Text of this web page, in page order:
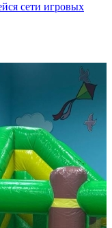
сети игровых